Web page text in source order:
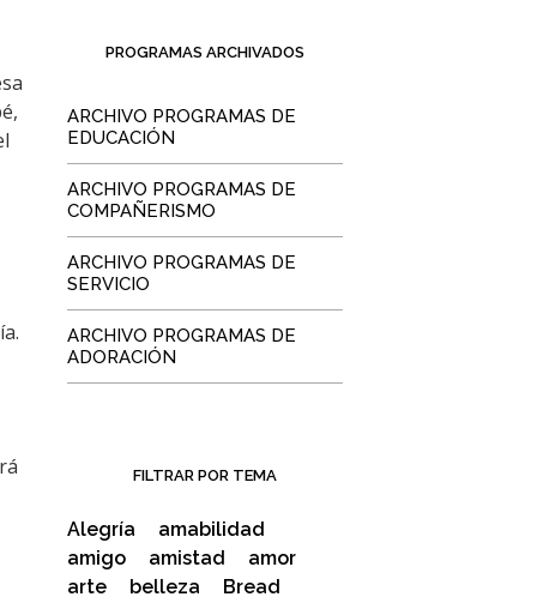
PROGRAMAS ARCHIVADOS
ARCHIVO PROGRAMAS DE
EDUCACIÓN
ARCHIVO PROGRAMAS DE
COMPAÑERISMO
ARCHIVO PROGRAMAS DE
SERVICIO
ARCHIVO PROGRAMAS DE
ADORACIÓN
FILTRAR POR TEMA
Alegría
amabilidad
amigo
amistad
amor
arte
belleza
Bread